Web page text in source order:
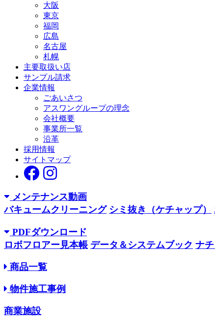
大阪
東京
福岡
広島
名古屋
札幌
主要取扱い店
サンプル請求
企業情報
ごあいさつ
アスワングループの理念
会社概要
事業所一覧
沿革
採用情報
サイトマップ
メンテナンス動画
バキュームクリーニング シミ抜き（ケチャップ）
PDFダウンロード
ロボフロアー見本帳 データ＆システムブック ナ
商品一覧
物件施工事例
商業施設